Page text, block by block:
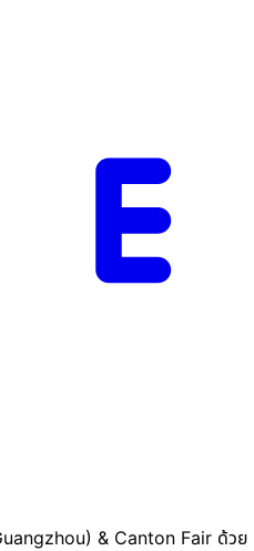
& Canton Fair ด้วย